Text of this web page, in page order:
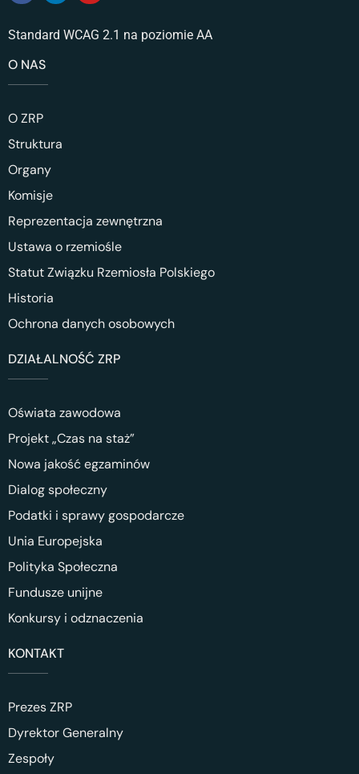
Standard WCAG 2.1 na poziomie AA
O NAS
O ZRP
Struktura
Organy
Komisje
Reprezentacja zewnętrzna
Ustawa o rzemiośle
Statut Związku Rzemiosła Polskiego
Historia
Ochrona danych osobowych
DZIAŁALNOŚĆ ZRP
Oświata zawodowa
Projekt „Czas na staż”
Nowa jakość egzaminów
Dialog społeczny
Podatki i sprawy gospodarcze
Unia Europejska
Polityka Społeczna
Fundusze unijne
Konkursy i odznaczenia
KONTAKT
Prezes ZRP
Dyrektor Generalny
Zespoły